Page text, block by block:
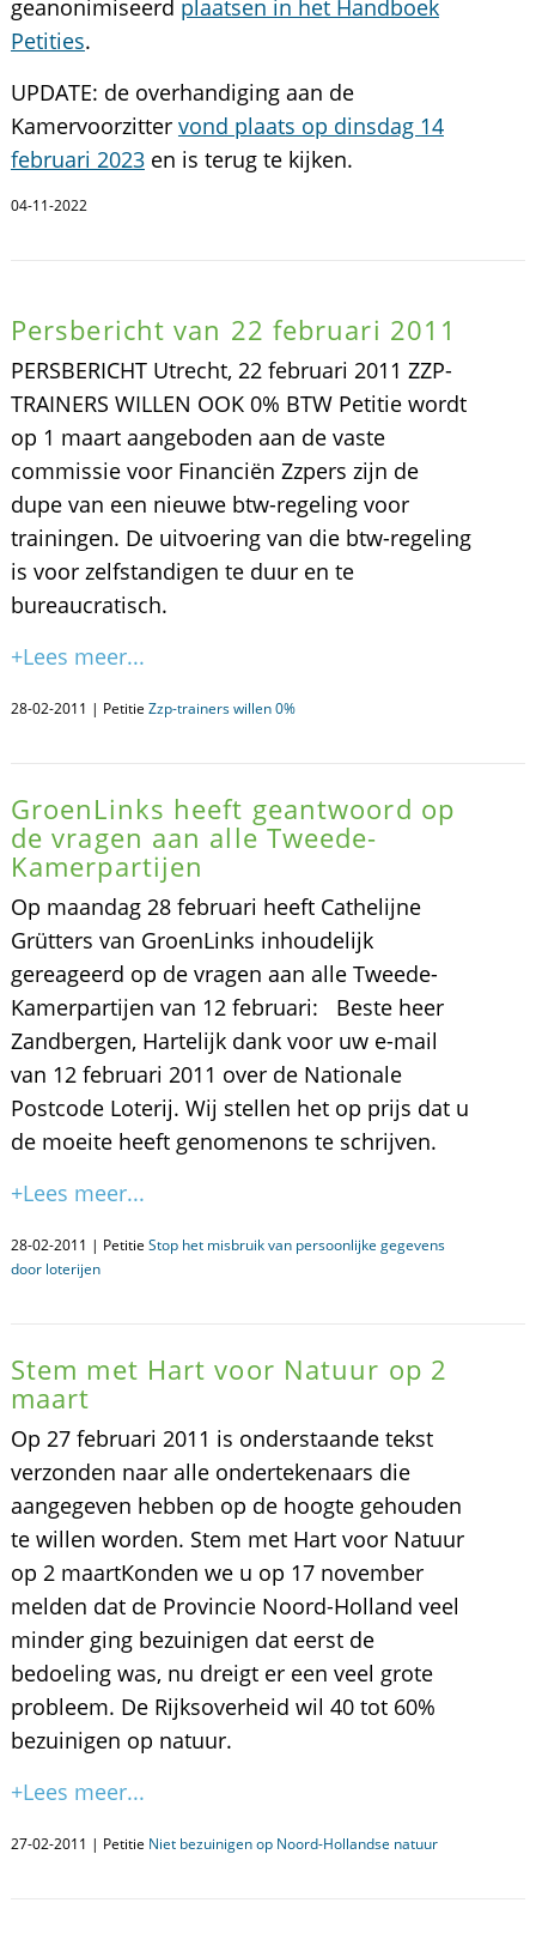
geanonimiseerd plaatsen in het Handboek
Petities.
UPDATE: de overhandiging aan de
Kamervoorzitter vond plaats op dinsdag 14
februari 2023en is terug te kijken.
04-11-2022
Persbericht van 22 februari 2011
PERSBERICHT Utrecht, 22 februari 2011 ZZP-
TRAINERS WILLEN OOK 0% BTW Petitie wordt
op 1 maart aangeboden aan de vaste
commissie voor Financiën Zzpers zijn de
dupe van een nieuwe btw-regeling voor
trainingen. De uitvoering van die btw-regeling
is voor zelfstandigen te duur en te
bureaucratisch.
+Lees meer...
28-02-2011 | Petitie Zzp-trainers willen 0%
GroenLinks heeft geantwoord op
de vragen aan alle Tweede-
Kamerpartijen
Op maandag 28 februari heeft Cathelijne
Grütters van GroenLinks inhoudelijk
gereageerd op de vragen aan alle Tweede-
Kamerpartijen van 12 februari: Beste heer
Zandbergen, Hartelijk dank voor uw e-mail
van 12 februari 2011 over de Nationale
Postcode Loterij. Wij stellen het op prijs dat u
de moeite heeft genomenons te schrijven.
+Lees meer...
28-02-2011 | Petitie Stop het misbruik van persoonlijke gegevens
door loterijen
Stem met Hart voor Natuur op 2
maart
Op 27 februari 2011 is onderstaande tekst
verzonden naar alle ondertekenaars die
aangegeven hebben op de hoogte gehouden
te willen worden. Stem met Hart voor Natuur
op 2 maartKonden we u op 17 november
melden dat de Provincie Noord-Holland veel
minder ging bezuinigen dat eerst de
bedoeling was, nu dreigt er een veel grote
probleem. De Rijksoverheid wil 40 tot 60%
bezuinigen op natuur.
+Lees meer...
27-02-2011 | Petitie Niet bezuinigen op Noord-Hollandse natuur